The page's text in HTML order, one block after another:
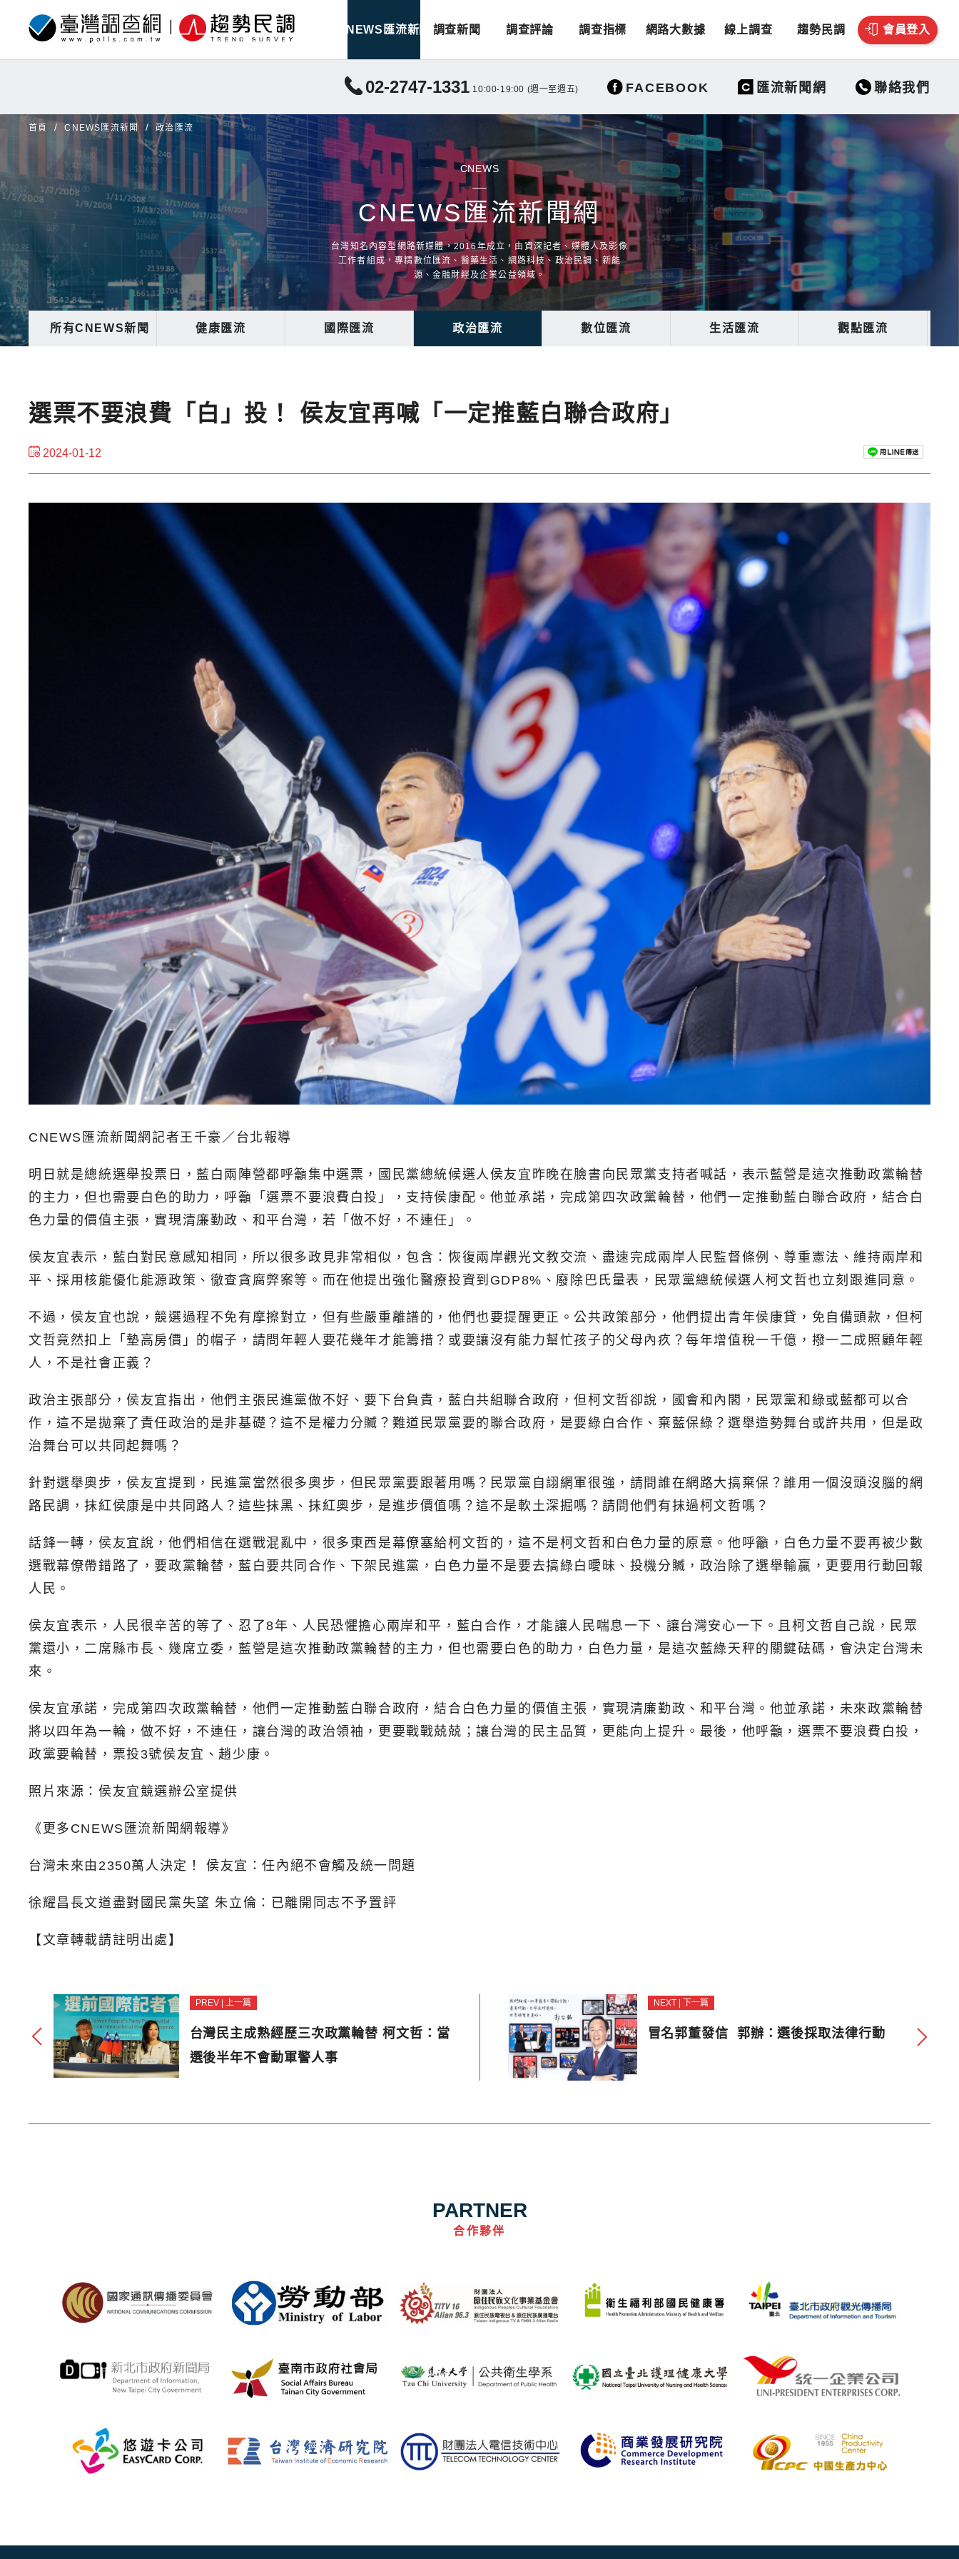
CNEWS匯流新聞 調查新聞 調查評論 調查指標 網路大數據 線上調查 趨勢民調 會員登入
02-2747-1331 10:00-19:00 (週一至週五) FACEBOOK 匯流新聞網 聯絡我們
首頁 CNEWS匯流新聞 政治匯流
CNEWS
CNEWS匯流新聞網
台灣知名內容型網路新媒體，2016年成立，由資深記者、媒體人及影像
工作者組成，專精數位匯流、醫藥生活、網路科技、政治民調、新能
源、金融財經及企業公益領域。
所有CNEWS新聞 健康匯流 國際匯流 政治匯流 數位匯流 生活匯流 觀點匯流
選票不要浪費「白」投！ 侯友宜再喊「一定推藍白聯合政府」
2024-01-12
CNEWS匯流新聞網記者王千豪／台北報導
明日就是總統選舉投票日，藍白兩陣營都呼籲集中選票，國民黨總統候選人侯友宜昨晚在臉書向民眾黨支持者喊話，表示藍營是這次推動政黨輪替
的主力，但也需要白色的助力，呼籲「選票不要浪費白投」，支持侯康配。他並承諾，完成第四次政黨輪替，他們一定推動藍白聯合政府，結合白
色力量的價值主張，實現清廉勤政、和平台灣，若「做不好，不連任」。
侯友宜表示，藍白對民意感知相同，所以很多政見非常相似，包含：恢復兩岸觀光文教交流、盡速完成兩岸人民監督條例、尊重憲法、維持兩岸和
平、採用核能優化能源政策、徹查貪腐弊案等。而在他提出強化醫療投資到GDP8%、廢除巴氏量表，民眾黨總統候選人柯文哲也立刻跟進同意。
不過，侯友宜也說，競選過程不免有摩擦對立，但有些嚴重離譜的，他們也要提醒更正。公共政策部分，他們提出青年侯康貸，免自備頭款，但柯
文哲竟然扣上「墊高房價」的帽子，請問年輕人要花幾年才能籌措？或要讓沒有能力幫忙孩子的父母內疚？每年增值稅一千億，撥一二成照顧年輕
人，不是社會正義？
政治主張部分，侯友宜指出，他們主張民進黨做不好、要下台負責，藍白共組聯合政府，但柯文哲卻說，國會和內閣，民眾黨和綠或藍都可以合
作，這不是拋棄了責任政治的是非基礎？這不是權力分贓？難道民眾黨要的聯合政府，是要綠白合作、棄藍保綠？選舉造勢舞台或許共用，但是政
治舞台可以共同起舞嗎？
針對選舉奧步，侯友宜提到，民進黨當然很多奧步，但民眾黨要跟著用嗎？民眾黨自詡網軍很強，請問誰在網路大搞棄保？誰用一個沒頭沒腦的網
路民調，抹紅侯康是中共同路人？這些抹黑、抹紅奧步，是進步價值嗎？這不是軟土深掘嗎？請問他們有抹過柯文哲嗎？
話鋒一轉，侯友宜說，他們相信在選戰混亂中，很多東西是幕僚塞給柯文哲的，這不是柯文哲和白色力量的原意。他呼籲，白色力量不要再被少數
選戰幕僚帶錯路了，要政黨輪替，藍白要共同合作、下架民進黨，白色力量不是要去搞綠白曖昧、投機分贓，政治除了選舉輸贏，更要用行動回報
人民。
侯友宜表示，人民很辛苦的等了、忍了8年、人民恐懼擔心兩岸和平，藍白合作，才能讓人民喘息一下、讓台灣安心一下。且柯文哲自己說，民眾
黨還小，二席縣市長、幾席立委，藍營是這次推動政黨輪替的主力，但也需要白色的助力，白色力量，是這次藍綠天秤的關鍵砝碼，會決定台灣未
來。
侯友宜承諾，完成第四次政黨輪替，他們一定推動藍白聯合政府，結合白色力量的價值主張，實現清廉勤政、和平台灣。他並承諾，未來政黨輪替
將以四年為一輪，做不好，不連任，讓台灣的政治領袖，更要戰戰兢兢；讓台灣的民主品質，更能向上提升。最後，他呼籲，選票不要浪費白投，
政黨要輪替，票投3號侯友宜、趙少康。
照片來源：侯友宜競選辦公室提供
《更多CNEWS匯流新聞網報導》
台灣未來由2350萬人決定！ 侯友宜：任內絕不會觸及統一問題
徐耀昌長文道盡對國民黨失望 朱立倫：已離開同志不予置評
【文章轉載請註明出處】
PREV | 上一篇
台灣民主成熟經歷三次政黨輪替 柯文哲：當
選後半年不會動軍警人事
NEXT | 下一篇
冒名郭董發信 郭辦：選後採取法律行動
PARTNER
合作夥伴